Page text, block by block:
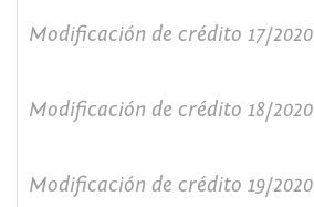
Modificación de crédito 17/2020
Modificación de crédito 18/2020
Modificación de crédito 19/2020